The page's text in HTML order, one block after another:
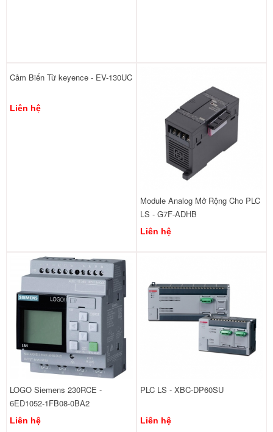
Cảm Biến Từ keyence - EV-130UC
Liên hệ
Module Analog Mở Rộng Cho PLC
LS - G7F-ADHB
Liên hệ
LOGO Siemens 230RCE -
6ED1052-1FB08-0BA2
Liên hệ
PLC LS - XBC-DP60SU
Liên hệ